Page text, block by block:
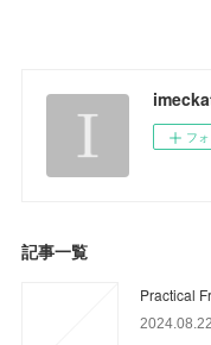
フ
記事一覧
Practical